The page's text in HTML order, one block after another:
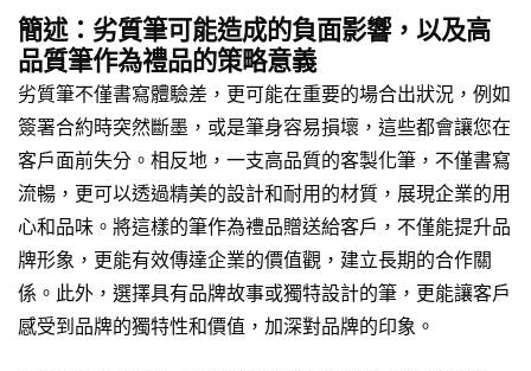
簡述：劣質筆可能造成的負面影響，以及高
品質筆作為禮品的策略意義
劣質筆不僅書寫體驗差，更可能在重要的場合出狀況，例如
簽署合約時突然斷墨，或是筆身容易損壞，這些都會讓您在
客戶面前失分。相反地，一支高品質的客製化筆，不僅書寫
流暢，更可以透過精美的設計和耐用的材質，展現企業的用
心和品味。將這樣的筆作為禮品贈送給客戶，不僅能提升品
牌形象，更能有效傳達企業的價值觀，建立長期的合作關
係。此外，選擇具有品牌故事或獨特設計的筆，更能讓客戶
感受到品牌的獨特性和價值，加深對品牌的印象。